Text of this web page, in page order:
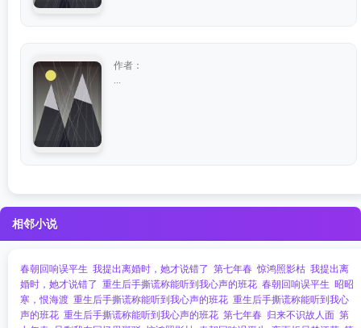
作者：
相邻小说
春朝回响误平生 我提出离婚时，她才说错了 第七年春 惊鸿照影枯 我提出离
婚时，她才说错了 重生后手撕谎称能听到我心声的班花 春朝回响误平生 昭昭
寒，恨海渡 重生后手撕谎称能听到我心声的班花 重生后手撕谎称能听到我心
声的班花 重生后手撕谎称能听到我心声的班花 第七年春 归来不识故人面 第